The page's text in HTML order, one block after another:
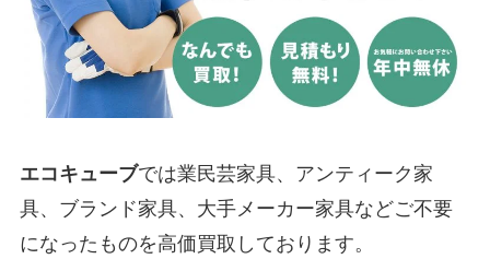
エコキューブでは業民芸家具、アンティーク家
具、ブランド家具、大手メーカー家具などご不要
になったものを高価買取しております。